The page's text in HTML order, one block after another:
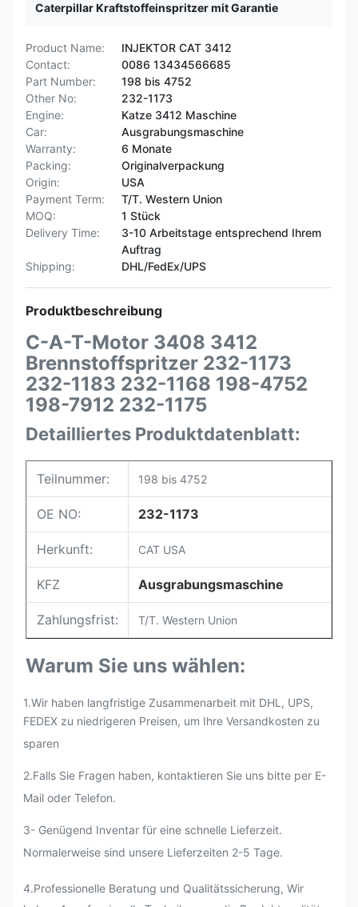
Caterpillar Kraftstoffeinspritzer mit Garantie
Product Name:
INJEKTOR CAT 3412
Contact:
0086 13434566685
Part Number:
198 bis 4752
Other No:
232-1173
Engine:
Katze 3412 Maschine
Car:
Ausgrabungsmaschine
Warranty:
6 Monate
Packing:
Originalverpackung
Origin:
USA
Payment Term:
T/T. Western Union
MOQ:
1 Stück
Delivery Time:
3-10 Arbeitstage entsprechend Ihrem
Auftrag
Shipping:
DHL/FedEx/UPS
Produktbeschreibung
C-A-T-Motor 3408 3412
Brennstoffspritzer 232-1173
232-1183 232-1168 198-4752
198-7912 232-1175
Detailliertes Produktdatenblatt:
Teilnummer: 198 bis 4752
OE NO: 232-1173
Herkunft: CAT USA
KFZ Ausgrabungsmaschine
Zahlungsfrist: T/T. Western Union
Warum Sie uns wählen:
1.Wir haben langfristige Zusammenarbeit mit DHL, UPS,
FEDEX zu niedrigeren Preisen, um Ihre Versandkosten zu
sparen
2.Falls Sie Fragen haben, kontaktieren Sie uns bitte per E-
Mail oder Telefon.
3- Genügend Inventar für eine schnelle Lieferzeit.
Normalerweise sind unsere Lieferzeiten 2-5 Tage.
4.Professionelle Beratung und Qualitätssicherung, Wir